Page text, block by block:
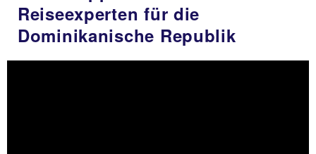
Reiseexperten für die
Dominikanische Republik